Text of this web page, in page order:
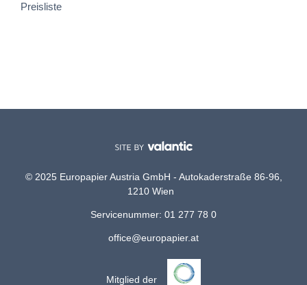
Preisliste
© 2025 Europapier Austria GmbH - Autokaderstraße 86-96,
1210 Wien
Servicenummer: 01 277 78 0
office@europapier.at
Mitglied der